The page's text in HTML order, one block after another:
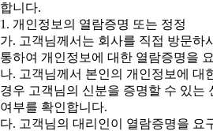
합니다.
1. 개인정보의 열람증명 또는 정정
가. 고객님께서는 회사를 직접 방문하
통하여 개인정보에 대한 열람증명을
나. 고객님께서 본인의 개인정보에 대
경우 고객님의 신분을 증명할 수 있는
여부를 확인합니다.
다. 고객님의 대리인이 열람증명을 요